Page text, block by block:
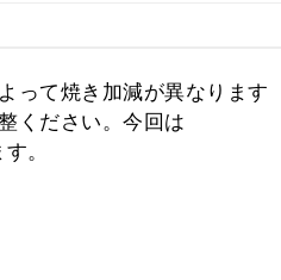
って焼き加減が異なります
ください。今回は
。